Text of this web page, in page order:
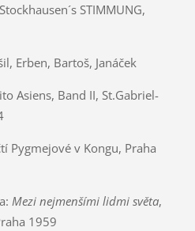
STIMMUNG,
Erben, Bartoš, Janáček
Asiens, Band II, St.Gabriel-
Pygmejové v Kongu, Praha
Mezi nejmenšími lidmi světa,
1959